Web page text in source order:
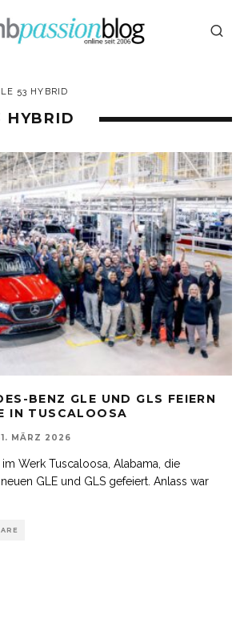
53 HYBRID
HYBRID
BENZ GLE UND GLS FEIERN
IN TUSCALOOSA
MÄRZ 2026
Werk Tuscaloosa, Alabama, die
GLE und GLS gefeiert. Anlass war